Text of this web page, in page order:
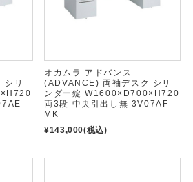
リ
オカムラ アドバンス
(ADVANCE) 両袖デスク シリ
ンダー錠 W1600×D700×H720
両3段 中央引出し無 3V07AF-
MK
¥143,000(税込)